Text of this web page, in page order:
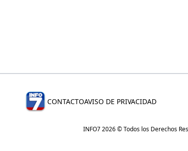
CONTACTOAVISO DE PRIVACIDAD
INFO7 2026 © Todos los Derechos